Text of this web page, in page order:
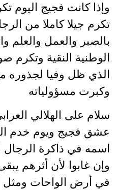
وإذا كانت فجيج اليوم
تكرم جيلا كاملا من
بالصبر والعمل والعلم
الوطنية النقية وتكرم
الذي ظل وفيا لجذوره
وكبرت مسؤولياته
سلام على الهلالي
عشق فجيج ويوم خدم
اسمه في ذاكرة الرجال
وإن غابوا لأن أثرهم
في أرض الواحات ومثل